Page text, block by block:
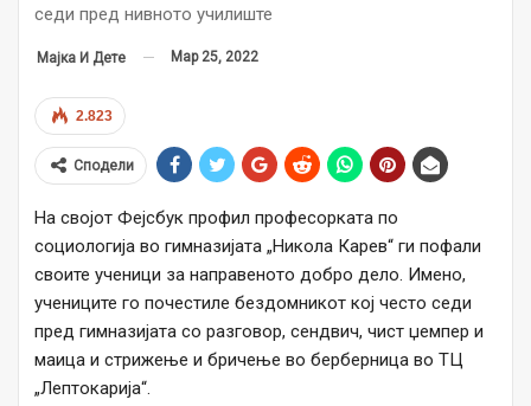
седи пред нивното училиште
Мајка И Дете Мар 25, 2022
2.823
Сподели
На својот Фејсбук профил професорката по
социологија во гимназијата „Никола Карев“ ги пофали
своите ученици за направеното добро дело. Имено,
учениците го почестиле бездомникот кој често седи
пред гимназијата со разговор, сендвич, чист џемпер и
маица и стрижење и бричење во берберница во ТЦ
„Лептокарија“.